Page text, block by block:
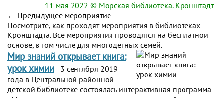
11 мая 2022 © Морская библиотека. Кронштадт
← Предыдущее мероприятие
Посмотрите, как проходят мероприятия в библиотеках
Кронштадта. Все мероприятия проводятся на бесплатной
основе, в том числе для многодетных семей.
Мир знаний открывает книга:
урок химии
3 сентября 2019
года в Центральной районной
детской библиотеке состоялась интерактивная программа